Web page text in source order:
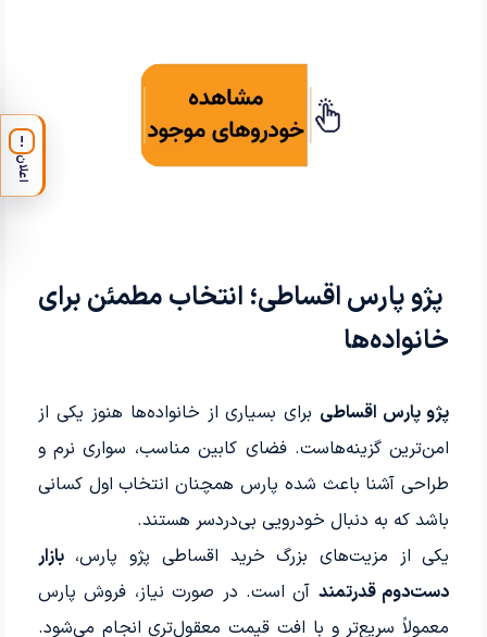
پژو پارس اقساطی؛ انتخاب مطمئن برای
خانواده‌ها
پژو پارس اقساطی برای بسیاری از خانواده‌ها هنوز یکی از
امن‌ترین گزینه‌هاست. فضای کابین مناسب، سواری نرم و
طراحی آشنا باعث شده پارس همچنان انتخاب اول کسانی
باشد که به دنبال خودرویی بی‌دردسر هستند.
یکی از مزیت‌های بزرگ خرید اقساطی پژو پارس،بازار
دست‌دوم قدرتمند آن است. در صورت نیاز، فروش پارس
معمولاً سریع‌تر و با افت قیمت معقول‌تری انجام می‌شود.
!
اعلان